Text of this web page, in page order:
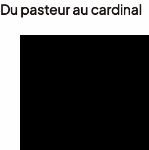
Du pasteur au cardinal